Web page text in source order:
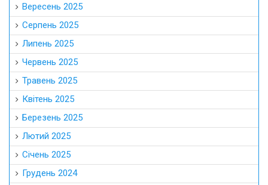
Вересень 2025
Серпень 2025
Липень 2025
Червень 2025
Травень 2025
Квітень 2025
Березень 2025
Лютий 2025
Січень 2025
Грудень 2024